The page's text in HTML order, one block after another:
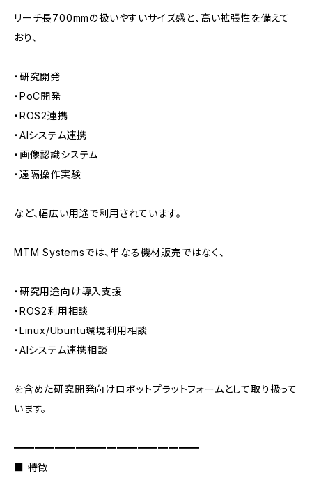
リーチ長700mmの扱いやすいサイズ感と、高い拡張性を備えて
おり、
・研究開発
・PoC開発
・ROS2連携
・AIシステム連携
・画像認識システム
・遠隔操作実験
など、幅広い用途で利用されています。
MTM Systemsでは、単なる機材販売ではなく、
・研究用途向け導入支援
・ROS2利用相談
・Linux/Ubuntu環境利用相談
・AIシステム連携相談
を含めた研究開発向けロボットプラットフォームとして取り扱って
います。
━━━━━━━━━━━━━━━━━━
■ 特徴